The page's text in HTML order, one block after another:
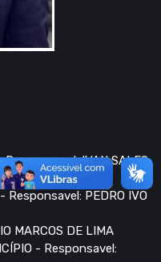
Responsavel: IVAN SALES
Responsavel: PEDRO IVO
MARCOS DE LIMA
- Responsavel: